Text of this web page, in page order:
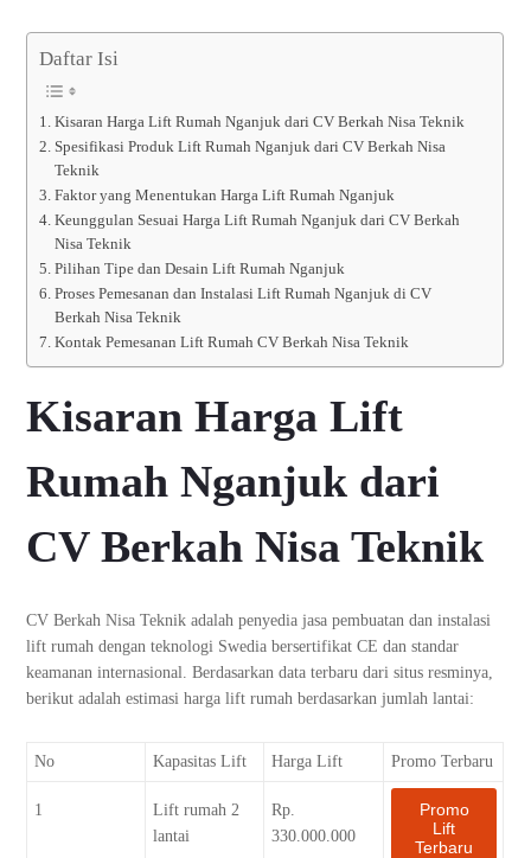
Daftar Isi
Kisaran Harga Lift Rumah Nganjuk dari CV Berkah Nisa Teknik
Spesifikasi Produk Lift Rumah Nganjuk dari CV Berkah Nisa
Teknik
Faktor yang Menentukan Harga Lift Rumah Nganjuk
Keunggulan Sesuai Harga Lift Rumah Nganjuk dari CV Berkah
Nisa Teknik
Pilihan Tipe dan Desain Lift Rumah Nganjuk
Proses Pemesanan dan Instalasi Lift Rumah Nganjuk di CV
Berkah Nisa Teknik
Kontak Pemesanan Lift Rumah CV Berkah Nisa Teknik
Kisaran Harga Lift
Rumah Nganjuk dari
CV Berkah Nisa Teknik
CV Berkah Nisa Teknik adalah penyedia jasa pembuatan dan instalasi
lift rumah dengan teknologi Swedia bersertifikat CE dan standar
keamanan internasional. Berdasarkan data terbaru dari situs resminya,
berikut adalah estimasi harga lift rumah berdasarkan jumlah lantai:
No Kapasitas Lift Harga Lift Promo Terbaru
1
Lift rumah 2
lantai
Rp.
330.000.000
Promo
Lift
Terbaru